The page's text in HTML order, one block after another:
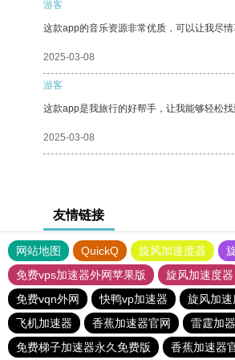
游客
这款app的音乐资源非常优质，可以让我尽情
2025-03-08
游客
这款app是我旅行的好帮手，让我能够轻松找
2025-03-08
友情链接
网站地图 QuickQ 旋风加速度器
免费vps加速器外网苹果版
旋风加速度器
免费vqn外网
快鸭vp加速器 旋风加速
飞机加速器
香蕉加速器官网 雷霆加
免费梯子加速器永久免费版
香蕉加速器